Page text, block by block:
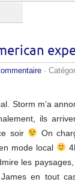
·
Storm m’a
ils
soir
On
mode local
les
en tout